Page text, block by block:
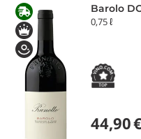
Barolo
0,75 ℓ
44,90